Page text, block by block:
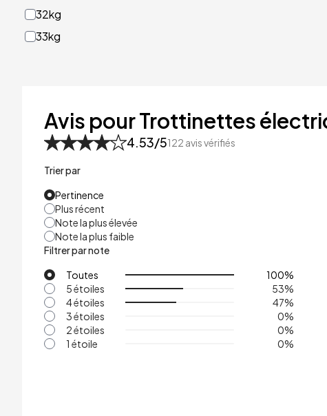
32kg
33kg
53kg
Avis pour Trottinettes
4.53/5122 avis vérifiés
Trier par
Pertinence
Plus récent
Note la plus élevée
Note la plus faible
Filtrer par note
Toutes
100%
5 étoiles
53%
4 étoiles
47%
3 étoiles
0%
2 étoiles
0%
1 étoile
0%